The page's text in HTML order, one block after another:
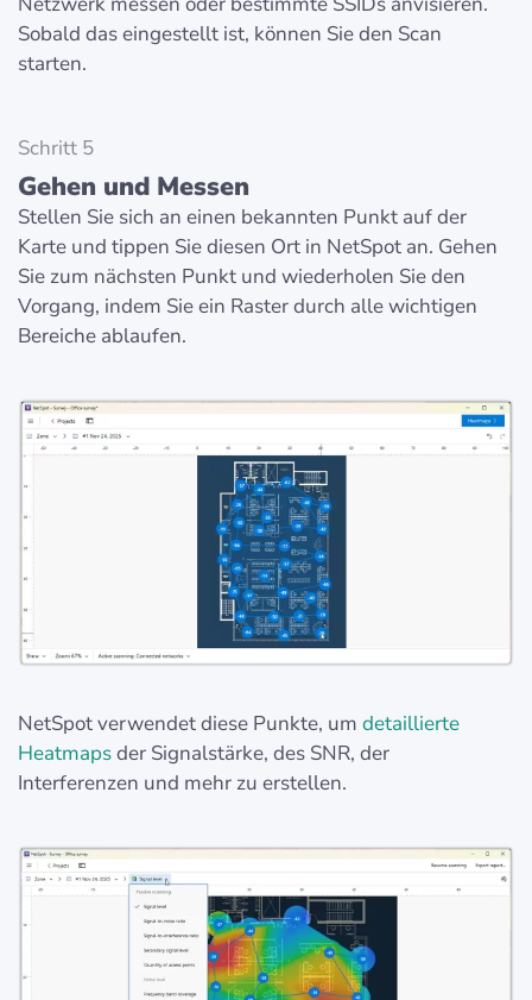
Sobald das eingestellt ist, können Sie den Scan
starten.
Schritt 5
Gehen und Messen
Stellen Sie sich an einen bekannten Punkt auf der
Karte und tippen Sie diesen Ort in NetSpot an. Gehen
Sie zum nächsten Punkt und wiederholen Sie den
Vorgang, indem Sie ein Raster durch alle wichtigen
Bereiche ablaufen.
NetSpot verwendet diese Punkte, um detaillierte
Heatmapsder Signalstärke, des SNR, der
Interferenzen und mehr zu erstellen.